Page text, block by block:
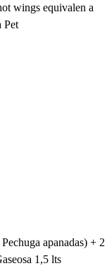
wings equivalen a
Pet
apanadas) + 2
1,5 lts